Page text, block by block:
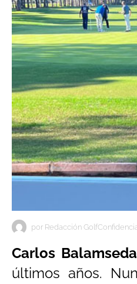
por Redacción
Carlos Balamseda
últimos años.